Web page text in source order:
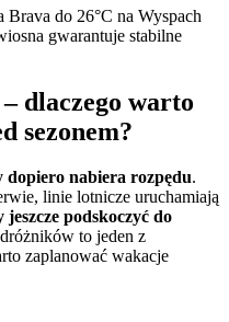
Brava do 26°C na Wyspach
gwarantuje stabilne
dlaczego warto
sezonem?
dopiero nabiera rozpędu.
linie lotnicze uruchamiają
jeszcze podskoczyć do
to jeden z
zaplanować wakacje